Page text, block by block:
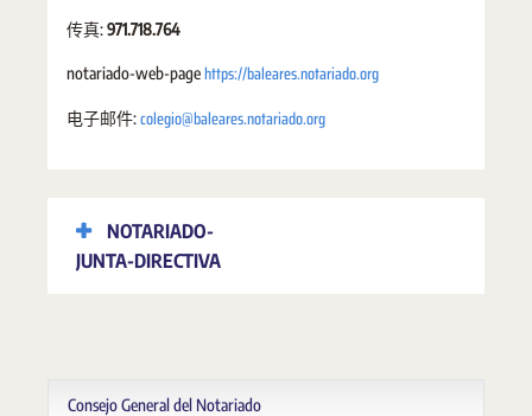
传真:971.718.764
notariado-web-pagehttps://baleares.notariado.org
电子邮件:colegio@baleares.notariado.org
NOTARIADO-
JUNTA-DIRECTIVA
Consejo General del Notariado